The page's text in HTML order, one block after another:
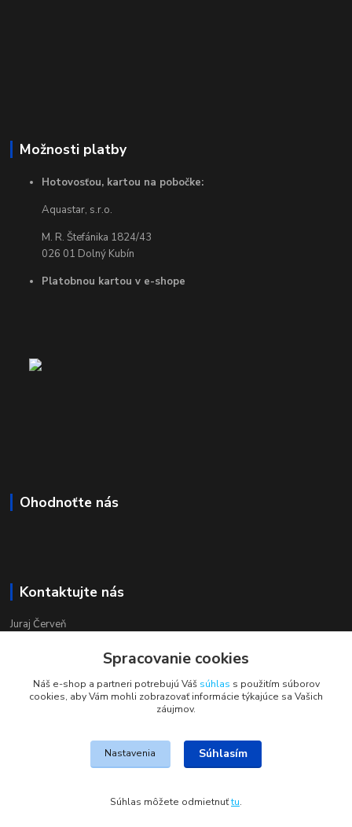
Možnosti platby
Hotovosťou, kartou na pobočke:
Aquastar, s.r.o.
M. R. Štefánika 1824/43
026 01 Dolný Kubín
Platobnou kartou v e-shope
Ohodnoťte nás
Kontaktujte nás
Juraj Červeň
pondelok-piatok 8:00 - 16:00
obchod@aquastar.sk
JohnS
Spracovanie cookies
Náš e-shop a partneri potrebujú Váš súhlas s použitím súborov
cookies, aby Vám mohli zobrazovať informácie týkajúce sa Vašich
záujmov.
Nastavenia Súhlasím
Súhlas môžete odmietnuťtu.